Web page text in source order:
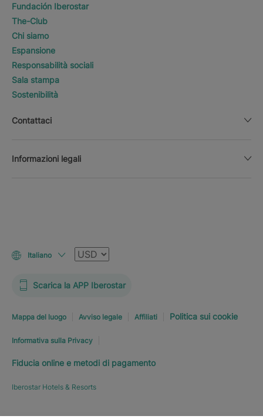
Fundación Iberostar
The-Club
Chi siamo
Espansione
Responsabilità sociali
Sala stampa
Sostenibilità
Contattaci
Informazioni legali
Italiano Valuta
Scarica la APP Iberostar
Mappa del luogo Avviso legale Affiliati Politica sui cookie
Informativa sulla Privacy
Fiducia online e metodi di pagamento
Iberostar Hotels & Resorts